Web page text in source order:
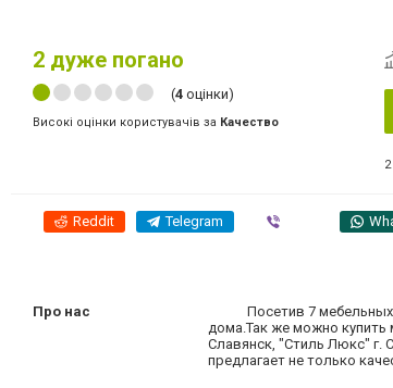
2 дуже погано
(4 оцінки)
Високі оцінки користувачів за Качество
Reddit Telegram
Про нас
Посетив 7 мебельных
дома.Так же можно купить
Славянск, "Стиль Люкс" г.
предлагает не только